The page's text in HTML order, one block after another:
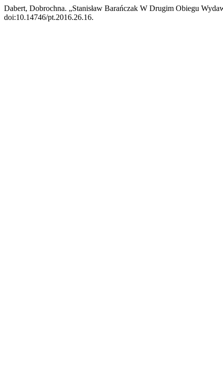
Dabert, Dobrochna. „Stanisław Barańczak W Drugim Obiegu
doi:10.14746/pt.2016.26.16.